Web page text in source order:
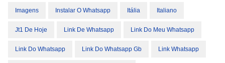
Imagens Instalar O Whatsapp Itália Italiano
Jt1 De Hoje Link De Whatsapp Link Do Meu Whatsapp
Link Do Whatsapp Link Do Whatsapp Gb Link Whatsapp